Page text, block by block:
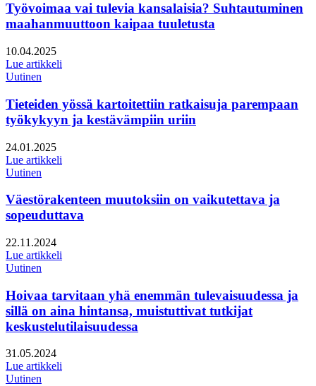
Työvoimaa vai tulevia kansalaisia? Suhtautuminen
maahanmuuttoon kaipaa tuuletusta
Julkaistu:
10.04.2025
Lue artikkeli
Uutinen
Tieteiden yössä kartoitettiin ratkaisuja parempaan
työkykyyn ja kestävämpiin uriin
Julkaistu:
24.01.2025
Lue artikkeli
Uutinen
Väestörakenteen muutoksiin on vaikutettava ja
sopeuduttava
Julkaistu:
22.11.2024
Lue artikkeli
Uutinen
Hoivaa tarvitaan yhä enemmän tulevaisuudessa ja
sillä on aina hintansa, muistuttivat tutkijat
keskustelutilaisuudessa
Julkaistu:
31.05.2024
Lue artikkeli
Uutinen